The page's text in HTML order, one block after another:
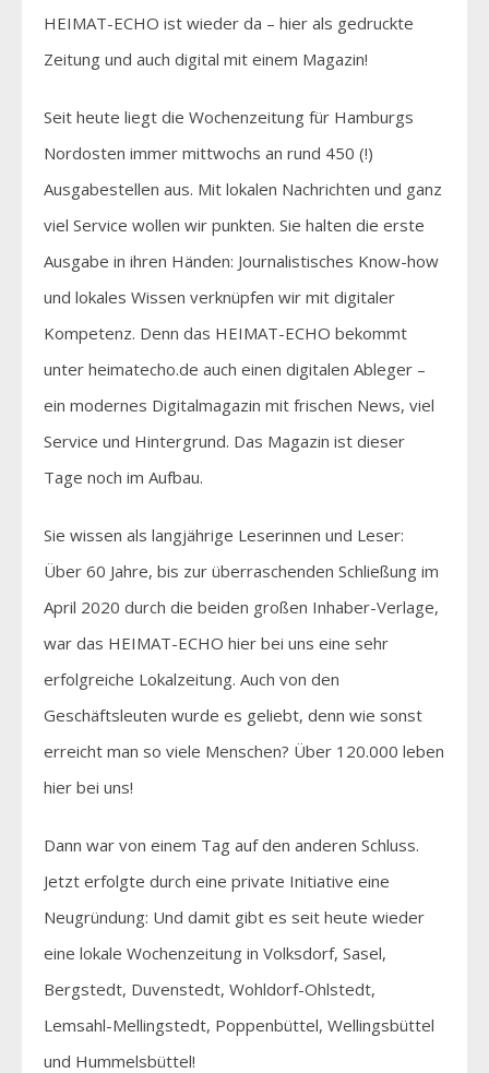
HEIMAT-ECHO ist wieder da – hier als gedruckte
Zeitung und auch digital mit einem Magazin!
Seit heute liegt die Wochenzeitung für Hamburgs
Nordosten immer mittwochs an rund 450 (!)
Ausgabestellen aus. Mit lokalen Nachrichten und ganz
viel Service wollen wir punkten. Sie halten die erste
Ausgabe in ihren Händen: Journalistisches Know-how
und lokales Wissen verknüpfen wir mit digitaler
Kompetenz. Denn das HEIMAT-ECHO bekommt
unter heimatecho.de auch einen digitalen Ableger –
ein modernes Digitalmagazin mit frischen News, viel
Service und Hintergrund. Das Magazin ist dieser
Tage noch im Aufbau.
Sie wissen als langjährige Leserinnen und Leser:
Über 60 Jahre, bis zur überraschenden Schließung im
April 2020 durch die beiden großen Inhaber-Verlage,
war das HEIMAT-ECHO hier bei uns eine sehr
erfolgreiche Lokalzeitung. Auch von den
Geschäftsleuten wurde es geliebt, denn wie sonst
erreicht man so viele Menschen? Über 120.000 leben
hier bei uns!
Dann war von einem Tag auf den anderen Schluss.
Jetzt erfolgte durch eine private Initiative eine
Neugründung: Und damit gibt es seit heute wieder
eine lokale Wochenzeitung in Volksdorf, Sasel,
Bergstedt, Duvenstedt, Wohldorf-Ohlstedt,
Lemsahl-Mellingstedt, Poppenbüttel, Wellingsbüttel
und Hummelsbüttel!